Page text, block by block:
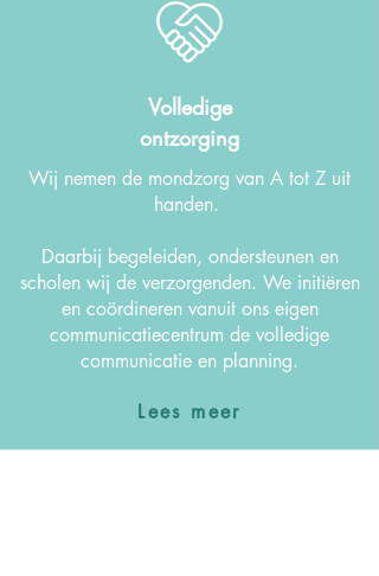
Volledige
ontzorging
Wij nemen de mondzorg van A tot Z uit
handen.
Daarbij begeleiden, ondersteunen en
scholen wij de verzorgenden. We initiëren
en coördineren vanuit ons eigen
communicatiecentrum de volledige
communicatie en planning.
Lees meer